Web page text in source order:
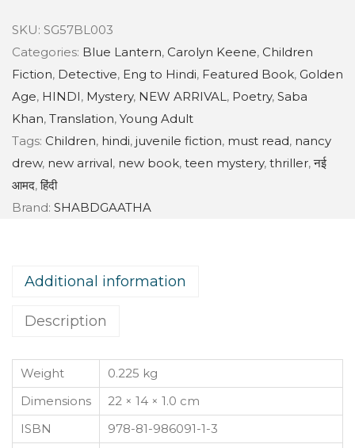
SKU: SG57BL003
Categories: Blue Lantern, Carolyn Keene, Children
Fiction, Detective, Eng to Hindi, Featured Book, Golden
Age, HINDI, Mystery, NEW ARRIVAL, Poetry, Saba
Khan, Translation, Young Adult
Tags: Children, hindi, juvenile fiction, must read, nancy
drew, new arrival, new book, teen mystery, thriller,नई
आमद,हिंदी
Brand: SHABDGAATHA
Additional information
Description
Weight
0.225 kg
Dimensions
22 × 14 × 1.0 cm
ISBN
978-81-986091-1-3